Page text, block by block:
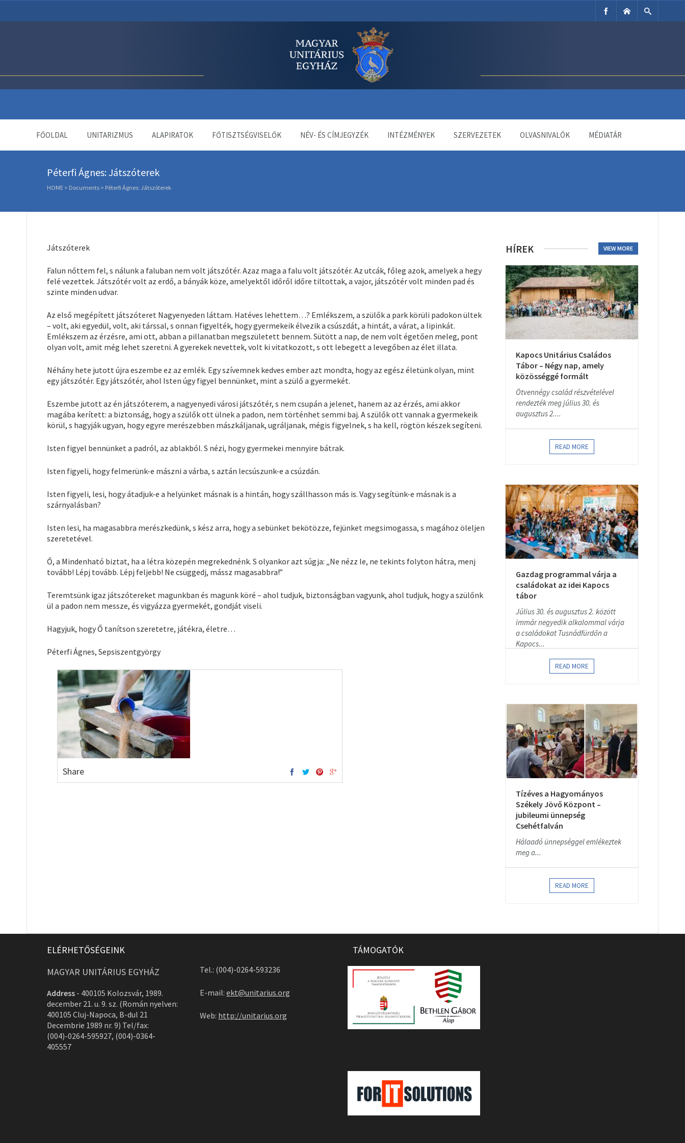
FŐOLDAL UNITARIZMUS ALAPIRATOK FŐTISZTSÉGVISELŐK NÉV- ÉS CÍMJEGYZÉK INTÉZMÉNYEK SZERVEZETEK OLVASNIVALÓK MÉDIATÁR
Péterfi Ágnes: Játszóterek
HOME > Documents > Péterfi Ágnes: Játszóterek
Játszóterek
Falun nőttem fel, s nálunk a faluban nem volt játszótér. Azaz maga a falu volt játszótér. Az utcák, főleg azok, amelyek a hegy
felé vezettek. Játszótér volt az erdő, a bányák köze, amelyektől időről időre tiltottak, a vajor, játszótér volt minden pad és
szinte minden udvar.
Az első megépített játszóteret Nagyenyeden láttam. Hatéves lehettem…? Emlékszem, a szülők a park körüli padokon ültek
– volt, aki egyedül, volt, aki társsal, s onnan figyelték, hogy gyermekeik élvezik a csúszdát, a hintát, a várat, a lipinkát.
Emlékszem az érzésre, ami ott, abban a pillanatban megszületett bennem. Sütött a nap, de nem volt égetően meleg, pont
olyan volt, amit még lehet szeretni. A gyerekek nevettek, volt ki vitatkozott, s ott lebegett a levegőben az élet illata.
Néhány hete jutott újra eszembe ez az emlék. Egy szívemnek kedves ember azt mondta, hogy az egész életünk olyan, mint
egy játszótér. Egy játszótér, ahol Isten úgy figyel bennünket, mint a szülő a gyermekét.
Eszembe jutott az én játszóterem, a nagyenyedi városi játszótér, s nem csupán a jelenet, hanem az az érzés, ami akkor
magába kerített: a biztonság, hogy a szülők ott ülnek a padon, nem történhet semmi baj. A szülők ott vannak a gyermekeik
körül, s hagyják ugyan, hogy egyre merészebben mászkáljanak, ugráljanak, mégis figyelnek, s ha kell, rögtön készek segíteni.
Isten figyel bennünket a padról, az ablakból. S nézi, hogy gyermekei mennyire bátrak.
Isten figyeli, hogy felmerünk-e mászni a várba, s aztán lecsúszunk-e a csúzdán.
Isten figyeli, lesi, hogy átadjuk-e a helyünket másnak is a hintán, hogy szállhasson más is. Vagy segítünk-e másnak is a
szárnyalásban?
Isten lesi, ha magasabbra merészkedünk, s kész arra, hogy a sebünket bekötözze, fejünket megsimogassa, s magához öleljen
szeretetével.
Ő, a Mindenható biztat, ha a létra közepén megrekednénk. S olyankor azt súgja: „Ne nézz le, ne tekints folyton hátra, menj
tovább! Lépj tovább. Lépj feljebb! Ne csüggedj, mássz magasabbra!”
Teremtsünk igaz játszótereket magunkban és magunk köré – ahol tudjuk, biztonságban vagyunk, ahol tudjuk, hogy a szülőnk
ül a padon nem messze, és vigyázza gyermekét, gondját viseli.
Hagyjuk, hogy Ő tanítson szeretetre, játékra, életre…
Péterfi Ágnes, Sepsiszentgyörgy
Share
HÍREK VIEW MORE
Kapocs Unitárius Családos
Tábor – Négy nap, amely
közösséggé formált
Ötvennégy család részvételével
rendezték meg július 30. és
augusztus 2....
READ MORE
Gazdag programmal várja a
családokat az idei Kapocs
tábor
Július 30. és augusztus 2. között
immár negyedik alkalommal várja
a családokat Tusnádfürdőn a
Kapocs...
READ MORE
Tízéves a Hagyományos
Székely Jövő Központ –
jubileumi ünnepség
Csehétfalván
Hálaadó ünnepséggel emlékeztek
meg a...
READ MORE
ELÉRHETŐSÉGEINK
MAGYAR UNITÁRIUS EGYHÁZ
Address - 400105 Kolozsvár, 1989.
december 21. u. 9. sz. (Román nyelven:
400105 Cluj-Napoca, B-dul 21
Decembrie 1989 nr. 9) Tel/fax:
(004)-0264-595927, (004)-0364-
405557
Tel.: (004)-0264-593236
E-mail: ekt@unitarius.org
Web: http://unitarius.org
TÁMOGATÓK